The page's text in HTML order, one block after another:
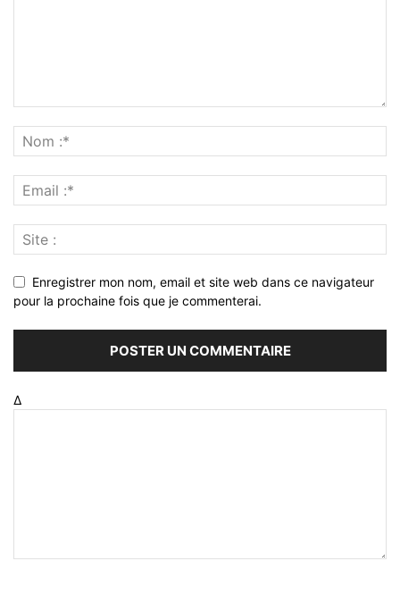
Enregistrer mon nom, email et site web dans ce navigateur
pour la prochaine fois que je commenterai.
Δ